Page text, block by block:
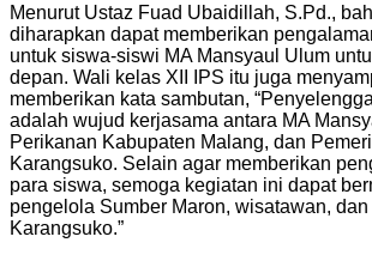
Menurut Ustaz Fuad Ubaidillah, S.Pd.,
diharapkan dapat memberikan
untuk siswa-siswi MA Mansyaul Ulum
depan. Wali kelas XII IPS itu juga
memberikan kata sambutan,
adalah wujud kerjasama antara MA
Perikanan Kabupaten Malang, dan
Karangsuko. Selain agar memberikan
para siswa, semoga kegiatan ini dapat
pengelola Sumber Maron, wisatawan,
Karangsuko.”